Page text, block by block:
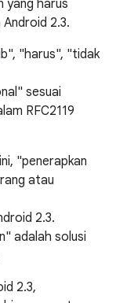
yang harus
2.3.
"harus", "tidak
sesuai
RFC2119
"penerapkan
atau
2.3.
adalah solusi
2.3,